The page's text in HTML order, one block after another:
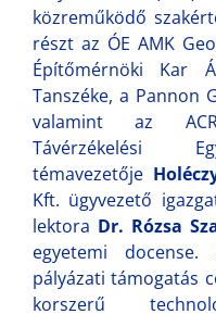
közreműködő
részt az ÓE AMK
Építőmérnöki Kar
Tanszéke, a Pannon
valamint az
Távérzékelési
témavezetője
Kft. ügyvezető
lektora Dr. Rózsa
egyetemi
pályázati támogatás
korszerű